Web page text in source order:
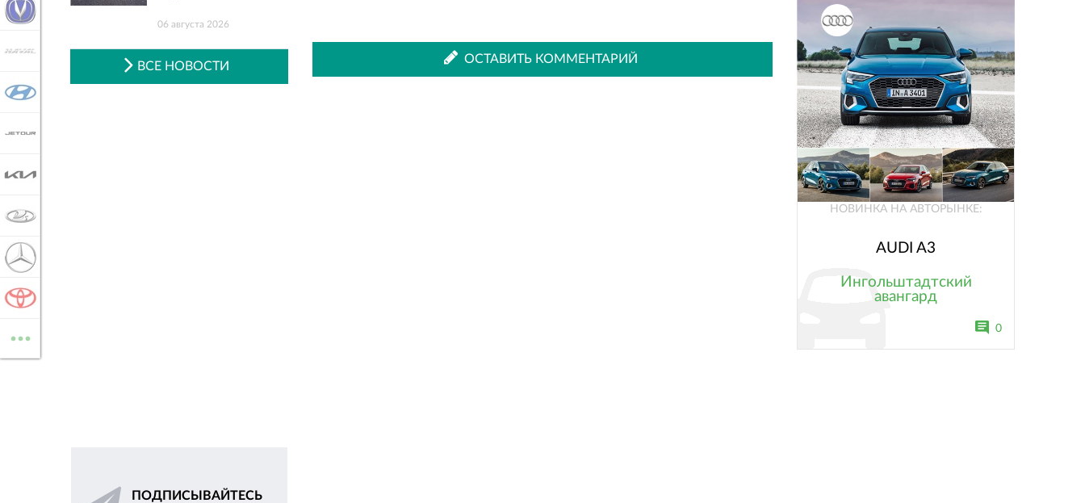
ВКонтакте
Одноклассниках
ОСТАВИТЬ КОММЕНТАРИЙ
06 августа 2026
ВСЕ НОВОСТИ
ПОДПИСЫВАЙТЕСЬ
НОВИНКА НА АВТОРЫНКЕ:
AUDI A3
Ингольштадтский
авангард
0
HAVAL
...